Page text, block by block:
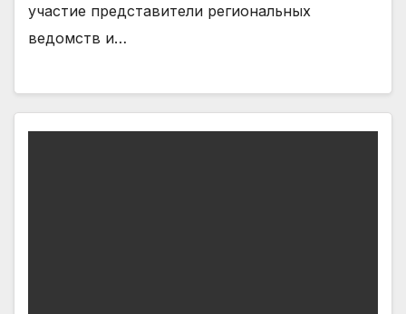
участие представители региональных
ведомств и…